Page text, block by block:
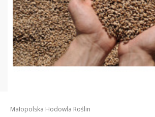
Małopolska Hodowla Roślin